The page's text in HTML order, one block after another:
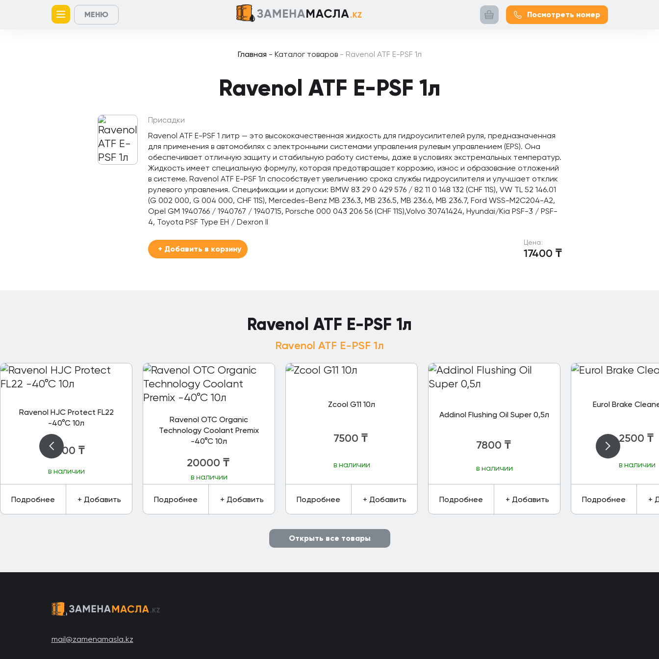
Главная - Каталог товаров - Ravenol ATF E-PSF 1л
МЕНЮ Посмотреть номер
Ravenol ATF E-PSF 1л
Присадки
Ravenol ATF E-PSF 1 литр — это высококачественная жидкость для гидроусилителей руля, предназначенная
для применения в автомобилях с электронными системами управления рулевым управлением (EPS). Она
обеспечивает отличную защиту и стабильную работу системы, даже в условиях экстремальных температур.
Жидкость имеет специальную формулу, которая предотвращает коррозию, износ и образование отложений
в системе. Ravenol ATF E-PSF 1л способствует увеличению срока службы гидроусилителя и улучшает отклик
рулевого управления. Спецификации и допуски: BMW 83 29 0 429 576 / 82 11 0 148 132 (CHF 11S), VW TL 52 146.01
(G 002 000, G 004 000, CHF 11S), Mercedes-Benz MB 236.3, MB 236.5, MB 236.6, MB 236.7, Ford WSS-M2C204-A2,
Opel GM 1940766 / 1940767 / 1940715, Porsche 000 043 206 56 (CHF 11S),Volvo 30741424, Hyundai/Kia PSF-3 / PSF-
4, Toyota PSF Type EH / Dexron II
Цена:
17400 ₸
+ Добавить в корзину
Ravenol ATF E-PSF 1л
Ravenol ATF E-PSF 1л
Ravenol HJC Protect FL22
-40°C 10л
16200 ₸
в наличии
Подробнее + Добавить
Ravenol OTC Organic
Technology Coolant Premix
-40°C 10л
20000 ₸
в наличии
Подробнее + Добавить
Zcool G11 10л
7500 ₸
в наличии
Подробнее + Добавить
Addinol Flushing Oil Super 0,5л
7800 ₸
в наличии
Подробнее + Добавить
Eurol Brake
2500 ₸
в наличии
Подробнее +
Открыть все товары
mail@zamenamasla.kz